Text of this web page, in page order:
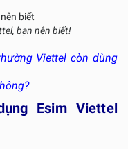
bạn nên biết!
Viettel còn dùng
Esim Viettel